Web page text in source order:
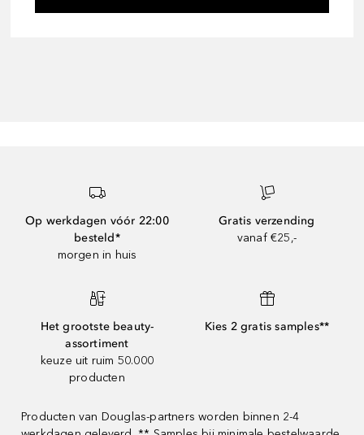
Op werkdagen vóór 22:00
besteld*
morgen in huis
Gratis verzending
vanaf €25,-
Het grootste beauty-
assortiment
keuze uit ruim 50.000
producten
Kies 2 gratis samples**
Producten van Douglas-partners worden binnen 2-4